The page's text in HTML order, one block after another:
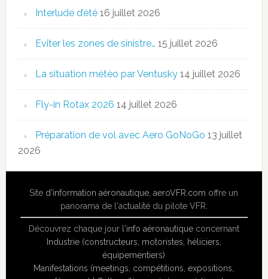
Interlude d’été 16 juillet 2026
Eviter les zones de sinistre… 15 juillet 2026
La situation météo par Ventusky 14 juillet 2026
Fly-in Rotax 2026 14 juillet 2026
Préparation de vol avec Aero GoNoGo 13 juillet
2026
Site d'information aéronautique ,aeroVFR.com offre un
panorama de l'actualité du pilote VFR.
Découvrez chaque jour l'info aéronautiqueconcernant
Industrie (constructeurs, motoristes, héliciers,
équipementiers)
Manifestations (meetings, compétitions, expositions,